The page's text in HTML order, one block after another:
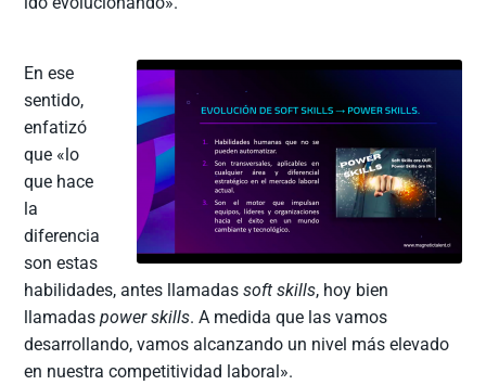
En ese
sentido,
enfatizó
que «lo
que hace
la
diferencia
son estas
habilidades, antes llamadassoft skills, hoy bien
llamadaspower skills. A medida que las vamos
desarrollando, vamos alcanzando un nivel más elevado
en nuestra competitividad laboral».